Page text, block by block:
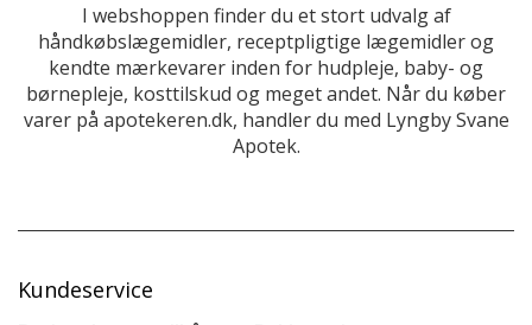
I webshoppen finder du et stort udvalg af
håndkøbslægemidler, receptpligtige lægemidler og
kendte mærkevarer inden for hudpleje, baby- og
børnepleje, kosttilskud og meget andet. Når du køber
varer på apotekeren.dk, handler du med Lyngby Svane
Apotek.
Kundeservice